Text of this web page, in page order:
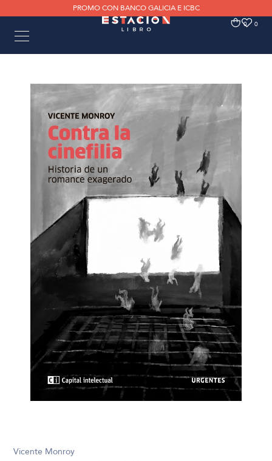
PROMO CON BANCO GALICIA E ICBC
0 0
Vicente Monroy